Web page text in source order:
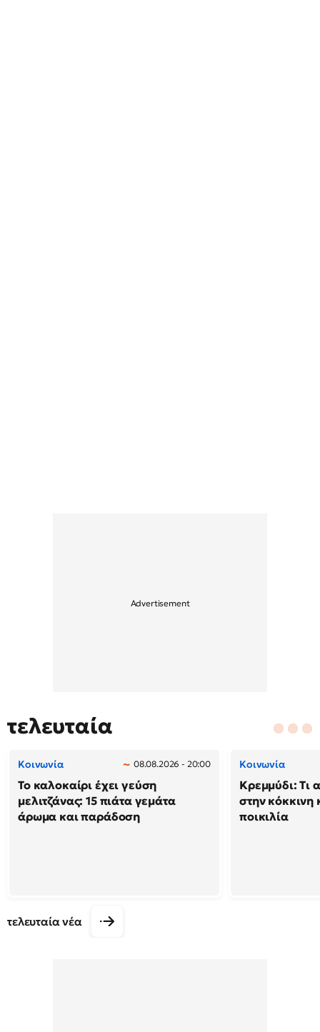
τελευταία
Κοινωνία 08.08.2026 - 20:00
Το καλοκαίρι έχει γεύση
μελιτζάνας: 15 πιάτα γεμάτα
άρωμα και παράδοση
Κοινωνία
Κρεμμύδι: Τι
στην κόκκινη
ποικιλία
τελευταία νέα